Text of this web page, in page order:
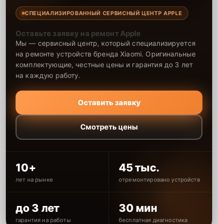
СПЕЦИАЛИЗИРОВАННЫЙ СЕРВИСНЫЙ ЦЕНТР APPLE
Оставьте заявку на ремонт Apple
Мы — сервисный центр, который специализируется
на ремонте устройств бренда Xiaomi. Оригинальные
комплектующие, честные цены и гарантия до 3 лет
на каждую работу.
Оставить заявку
Смотреть цены
10+
лет на рынке
45 тыс.
отремонтировано устройств
до 3 лет
гарантия на работы
30 мин
бесплатная диагностика